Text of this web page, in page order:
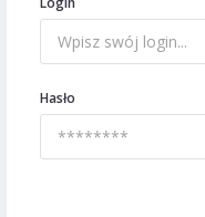
Hasło